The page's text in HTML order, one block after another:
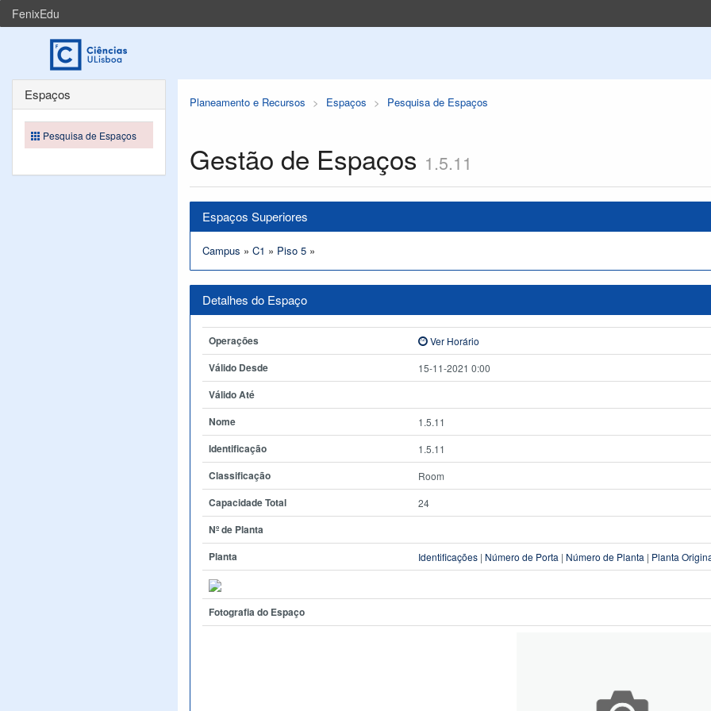
FenixEdu
Planeamento e Recursos Espaços Pesquisa de Espaços
Gestão de Espaços 1.5.11
Espaços Superiores
Campus » C1 » Piso 5 »
Detalhes do Espaço
Operações Ver Horário
Válido Desde 15-11-2021 0:00
Válido Até
Nome
1.5.11
Identificação 1.5.11
Classificação Room
Capacidade Total 24
Nº de Planta
Planta
Identificações | Número de Porta | Número de Planta | Planta
Fotografia do Espaço
Espaços
Pesquisa de Espaços